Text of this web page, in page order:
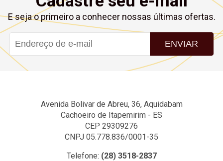
E seja o primeiro a conhecer nossas últimas ofertas.
ENVIAR
Avenida Bolivar de Abreu, 36, Aquidabam
Cachoeiro de Itapemirim - ES
CEP 29309276
CNPJ 05.778.836/0001-35
Telefone: (28) 3518-2837